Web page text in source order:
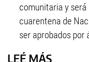
comunitaria y será
cuarentena de
ser aprobados por
LEÉ MÁS